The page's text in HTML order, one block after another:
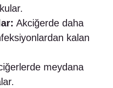
Akciğerde daha
kalan
meydana